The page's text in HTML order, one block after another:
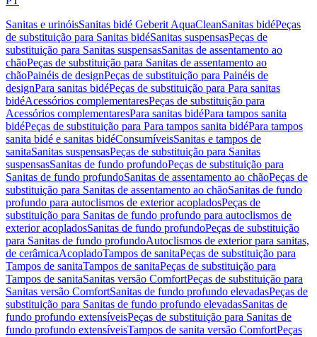
Sanitas e urinóisSanitas bidé Geberit AquaCleanSanitas bidéPeças
de substituição para Sanitas bidéSanitas suspensasPeças de
substituição para Sanitas suspensasSanitas de assentamento ao
chãoPeças de substituição para Sanitas de assentamento ao
chãoPainéis de designPeças de substituição para Painéis de
designPara sanitas bidéPeças de substituição para Para sanitas
bidéAcessórios complementaresPeças de substituição para
Acessórios complementaresPara sanitas bidéPara tampos sanita
bidéPeças de substituição para Para tampos sanita bidéPara tampos
sanita bidé e sanitas bidéConsumíveisSanitas e tampos de
sanitaSanitas suspensasPeças de substituição para Sanitas
suspensasSanitas de fundo profundoPeças de substituição para
Sanitas de fundo profundoSanitas de assentamento ao chãoPeças de
substituição para Sanitas de assentamento ao chãoSanitas de fundo
profundo para autoclismos de exterior acopladosPeças de
substituição para Sanitas de fundo profundo para autoclismos de
exterior acopladosSanitas de fundo profundoPeças de substituição
para Sanitas de fundo profundoAutoclismos de exterior para sanitas,
de cerâmicaAcopladoTampos de sanitaPeças de substituição para
Tampos de sanitaTampos de sanitaPeças de substituição para
Tampos de sanitaSanitas versão ComfortPeças de substituição para
Sanitas versão ComfortSanitas de fundo profundo elevadasPeças de
substituição para Sanitas de fundo profundo elevadasSanitas de
fundo profundo extensíveisPeças de substituição para Sanitas de
fundo profundo extensíveisTampos de sanita versão ComfortPeças